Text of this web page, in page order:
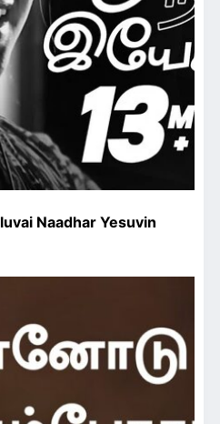
Naadhar Yesuvin